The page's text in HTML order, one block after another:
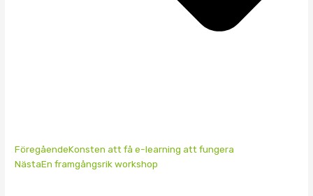
FöregåendeKonsten att få e-learning att fungera
NästaEn framgångsrik workshop